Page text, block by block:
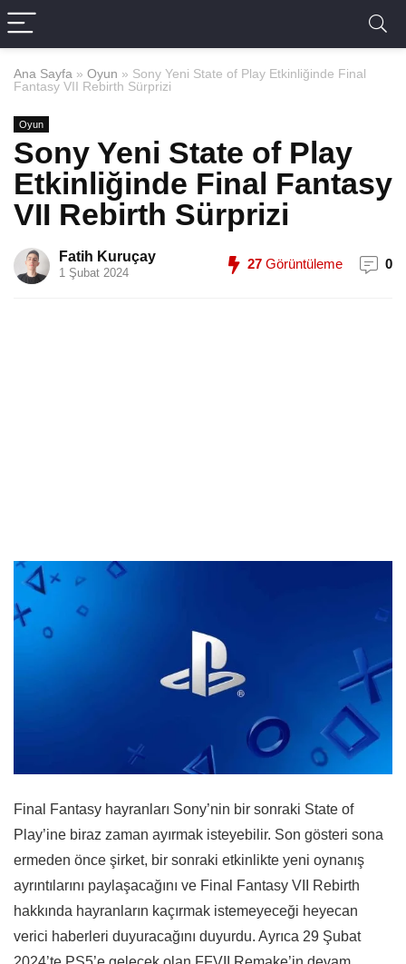
Ana Sayfa » Oyun » Sony Yeni State of Play Etkinliğinde Final
Fantasy VII Rebirth Sürprizi
Oyun
Sony Yeni State of Play
Etkinliğinde Final Fantasy
VII Rebirth Sürprizi
Fatih Kuruçay
1 Şubat 2024
27 Görüntüleme 0
Final Fantasy hayranları Sony’nin bir sonraki State of
Play’ine biraz zaman ayırmak isteyebilir. Son gösteri sona
ermeden önce şirket, bir sonraki etkinlikte yeni oynanış
ayrıntılarını paylaşacağını ve Final Fantasy VII Rebirth
hakkında hayranların kaçırmak istemeyeceği heyecan
verici haberleri duyuracağını duyurdu. Ayrıca 29 Şubat